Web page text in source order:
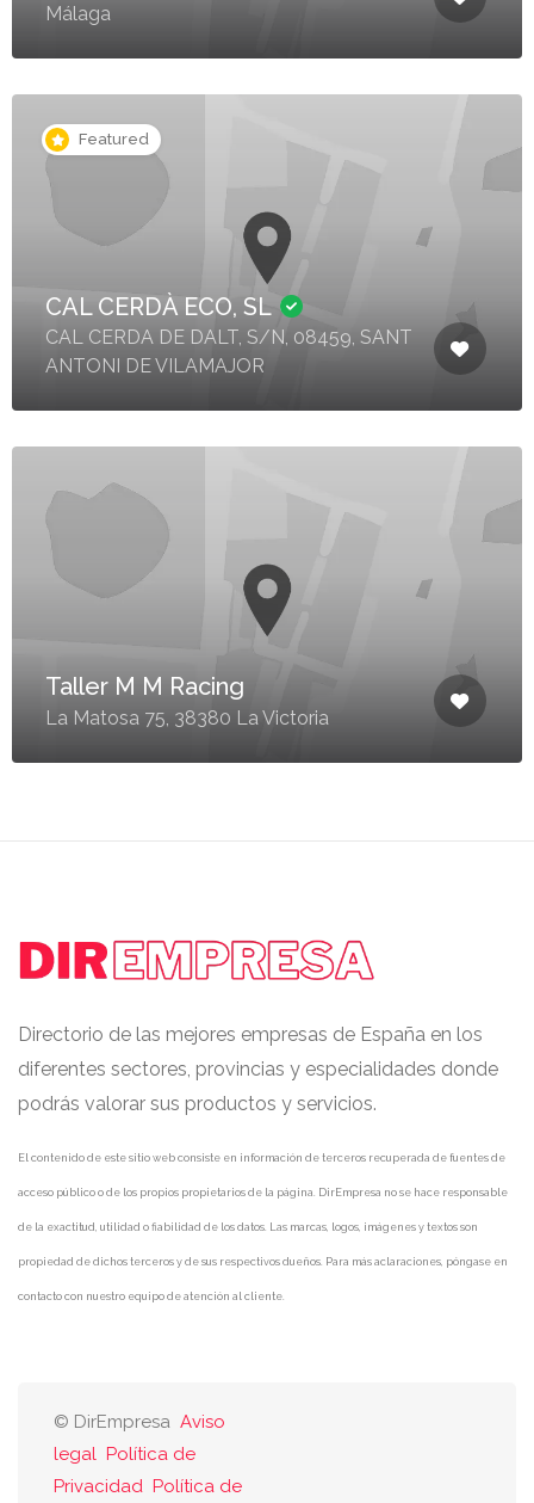
Málaga
Featured
CAL CERDÀ ECO, SL
CAL CERDA DE DALT, S/N, 08459, SANT
ANTONI DE VILAMAJOR
Taller M M Racing
La Matosa 75, 38380 La Victoria
Directorio de las mejores empresas de España en los
diferentes sectores, provincias y especialidades donde
podrás valorar sus productos y servicios.
El contenido de este sitio web consiste en información de terceros recuperada de fuentes de
acceso público o de los propios propietarios de la página. DirEmpresa no se hace responsable
de la exactitud, utilidad o fiabilidad de los datos. Las marcas, logos, imágenes y textos son
propiedad de dichos terceros y de sus respectivos dueños. Para más aclaraciones, póngase en
contacto con nuestro equipo de atención al cliente.
© DirEmpresa Aviso
legal Política de
Privacidad Política de